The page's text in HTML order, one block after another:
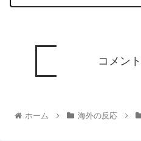
ホーム 海外の反応